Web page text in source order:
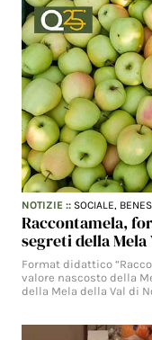
NOTIZIE :: SOCIALE,
Raccontamela,
segreti della Mela
Format didattico
valore nascosto della
della Mela della Val di